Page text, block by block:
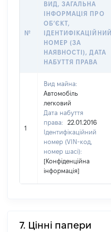
№
ВИД, ЗАГАЛЬНА
ІНФОРМАЦІЯ ПРО
ОБʼЄКТ,
ІДЕНТИФІКАЦІЙНИЙ
НОМЕР (ЗА
НАЯВНОСТІ), ДАТА
НАБУТТЯ ПРАВА
1
Вид майна:
Автомобіль
легковий
Дата набуття
права:
22.01.2016
Ідентифікаційний
номер (VIN-код,
номер шасі):
[Конфіденційна
інформація]
7. Цінні папери